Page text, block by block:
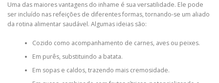
Uma das maiores vantagens do inhame é sua versatilidade. Ele pode
ser incluído nas refeições de diferentes formas, tornando-se um aliado
da rotina alimentar saudável. Algumas ideias são:
Cozido como acompanhamento de carnes, aves ou peixes.
Em purês, substituindo a batata.
Em sopas e caldos, trazendo mais cremosidade.